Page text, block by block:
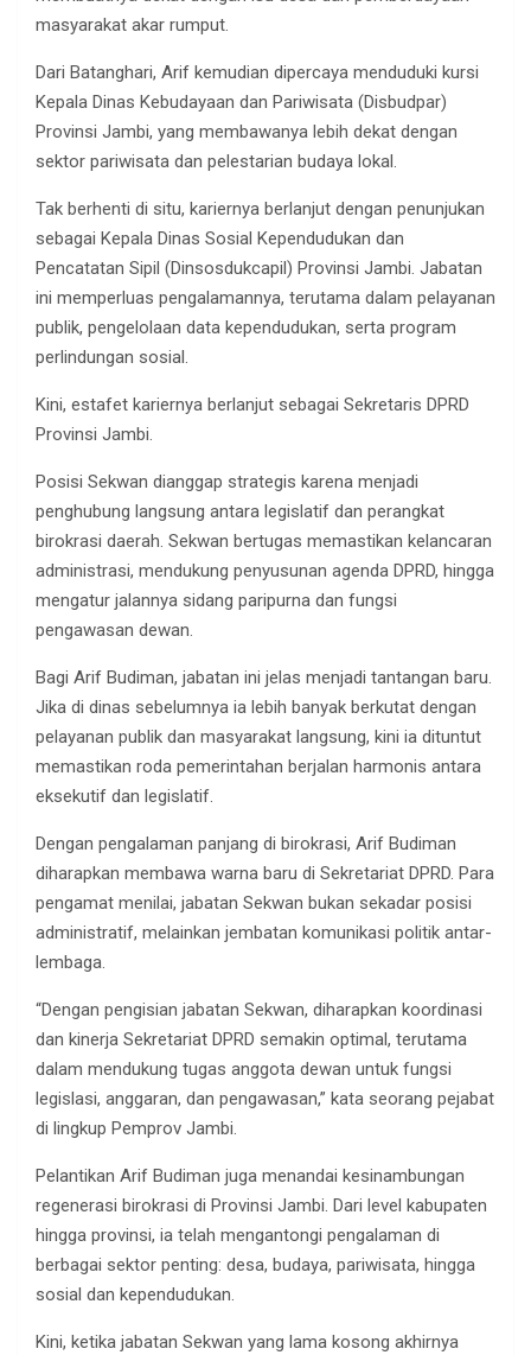
masyarakat akar rumput.
Dari Batanghari, Arif kemudian dipercaya menduduki kursi
Kepala Dinas Kebudayaan dan Pariwisata (Disbudpar)
Provinsi Jambi, yang membawanya lebih dekat dengan
sektor pariwisata dan pelestarian budaya lokal.
Tak berhenti di situ, kariernya berlanjut dengan penunjukan
sebagai Kepala Dinas Sosial Kependudukan dan
Pencatatan Sipil (Dinsosdukcapil) Provinsi Jambi. Jabatan
ini memperluas pengalamannya, terutama dalam pelayanan
publik, pengelolaan data kependudukan, serta program
perlindungan sosial.
Kini, estafet kariernya berlanjut sebagai Sekretaris DPRD
Provinsi Jambi.
Posisi Sekwan dianggap strategis karena menjadi
penghubung langsung antara legislatif dan perangkat
birokrasi daerah. Sekwan bertugas memastikan kelancaran
administrasi, mendukung penyusunan agenda DPRD, hingga
mengatur jalannya sidang paripurna dan fungsi
pengawasan dewan.
Bagi Arif Budiman, jabatan ini jelas menjadi tantangan baru.
Jika di dinas sebelumnya ia lebih banyak berkutat dengan
pelayanan publik dan masyarakat langsung, kini ia dituntut
memastikan roda pemerintahan berjalan harmonis antara
eksekutif dan legislatif.
Dengan pengalaman panjang di birokrasi, Arif Budiman
diharapkan membawa warna baru di Sekretariat DPRD. Para
pengamat menilai, jabatan Sekwan bukan sekadar posisi
administratif, melainkan jembatan komunikasi politik antar-
lembaga.
“Dengan pengisian jabatan Sekwan, diharapkan koordinasi
dan kinerja Sekretariat DPRD semakin optimal, terutama
dalam mendukung tugas anggota dewan untuk fungsi
legislasi, anggaran, dan pengawasan,” kata seorang pejabat
di lingkup Pemprov Jambi.
Pelantikan Arif Budiman juga menandai kesinambungan
regenerasi birokrasi di Provinsi Jambi. Dari level kabupaten
hingga provinsi, ia telah mengantongi pengalaman di
berbagai sektor penting: desa, budaya, pariwisata, hingga
sosial dan kependudukan.
Kini, ketika jabatan Sekwan yang lama kosong akhirnya